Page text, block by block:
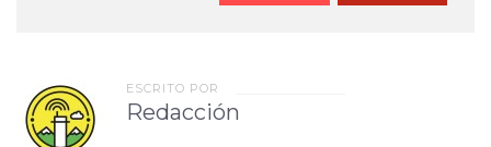
ESCRITO POR
Redacción